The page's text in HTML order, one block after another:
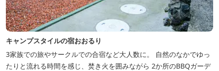
キャンプスタイルの宿おおるり
3家族での旅やサークルでの合宿など大人数に。 自然のなかでゆっ
たりと流れる時間を感じ、焚き火を囲みながら 2か所のBBQガーデ